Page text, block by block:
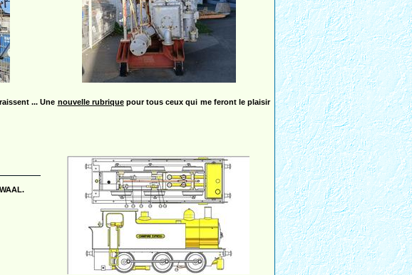
... Une nouvelle rubriquepour tous ceux qui me feront le plaisir